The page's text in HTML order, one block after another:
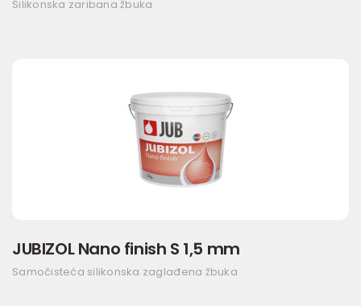
Silikonska zaribana žbuka
JUBIZOL Nano finish S 1,5 mm
Samočisteća silikonska zaglađena žbuka